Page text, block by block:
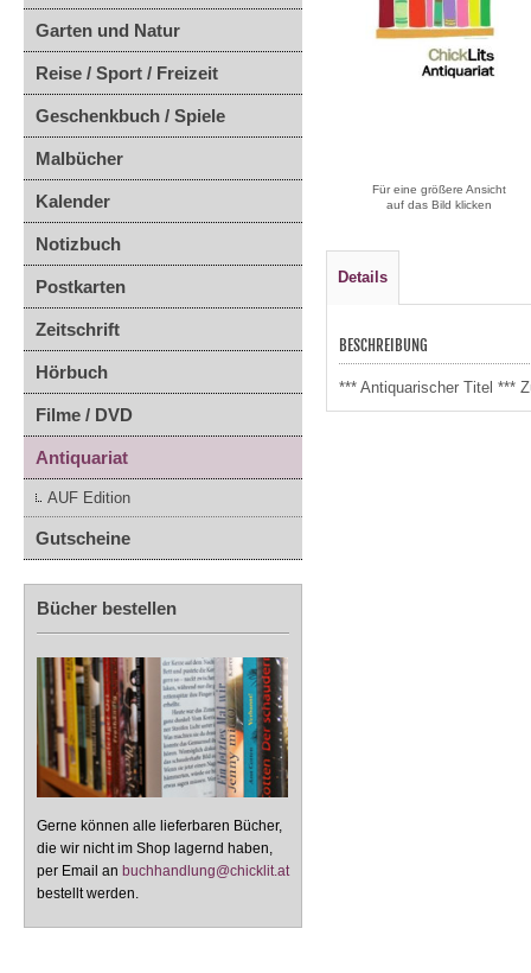
Garten und Natur
Reise / Sport / Freizeit
Geschenkbuch / Spiele
Malbücher
Kalender
Notizbuch
Postkarten
Zeitschrift
Hörbuch
Filme / DVD
Antiquariat
AUF Edition
Gutscheine
Bücher bestellen
Gerne können alle lieferbaren Bücher,
die wir nicht im Shop lagernd haben,
per Email an buchhandlung@chicklit.at
bestellt werden.
Für eine größere Ansicht
auf das Bild klicken
Details
BESCHREIBUNG
*** Antiquarischer Titel ***